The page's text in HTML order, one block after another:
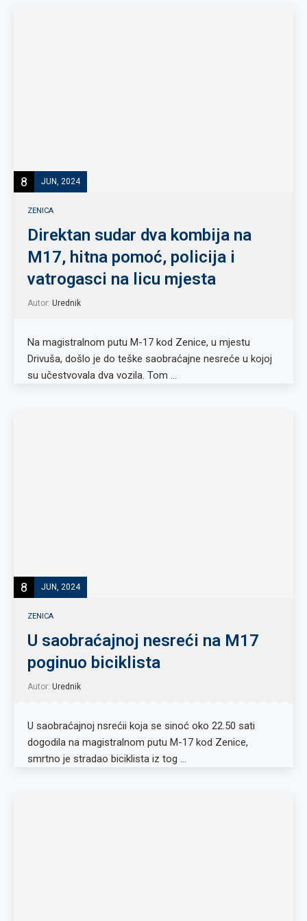
8 JUN, 2024
ZENICA
Direktan sudar dva kombija na
M17, hitna pomoć, policija i
vatrogasci na licu mjesta
Autor: Urednik
Na magistralnom putu M-17 kod Zenice, u mjestu
Drivuša, došlo je do teške saobraćajne nesreće u kojoj
su učestvovala dva vozila. Tom …
8 JUN, 2024
ZENICA
U saobraćajnoj nesreći na M17
poginuo biciklista
Autor: Urednik
U saobraćajnoj nsrećii koja se sinoć oko 22.50 sati
dogodila na magistralnom putu M-17 kod Zenice,
smrtno je stradao biciklista iz tog …